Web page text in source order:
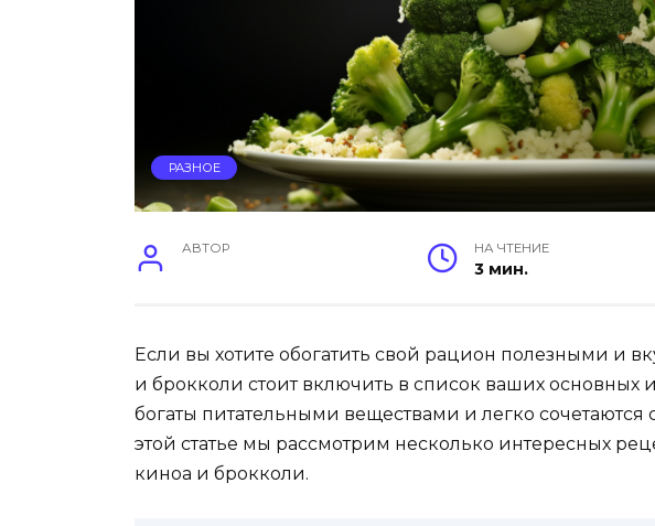
РАЗНОЕ
АВТОР НА ЧТЕНИЕ
3 мин.
Если вы хотите обогатить свой рацион полезными и
и брокколи стоит включить в список ваших основных
богаты питательными веществами и легко
этой статье мы рассмотрим несколько интересных
киноа и брокколи.